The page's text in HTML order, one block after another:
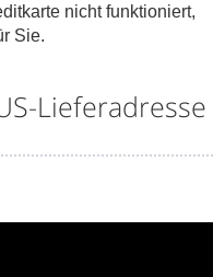
nicht funktioniert,
Sie.
Lieferadresse